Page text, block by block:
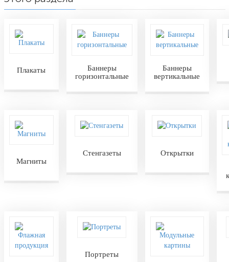
Плакаты
Баннеры
горизонтальные
Баннеры
вертикальные
Магниты
Стенгазеты Открытки
Портреты